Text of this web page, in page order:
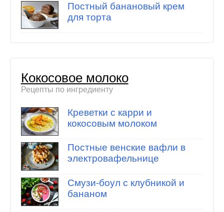
Постный банановый крем
для торта
Кокосовое молоко
Рецепты по ингредиенту
Креветки с карри и
кокосовым молоком
Постные венские вафли в
электровафельнице
Смузи-боул с клубникой и
бананом